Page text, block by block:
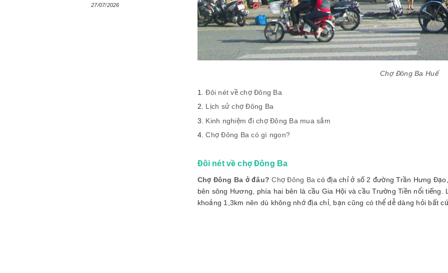
Chợ Đông Ba Huế
Đôi nét về chợ Đông Ba
Lịch sử chợ Đông Ba
Kinh nghiệm đi chợ Đông Ba mua sắm
Chợ Đông Ba có gì ngon?
Đôi nét về chợ Đông Ba
Chợ Đông Ba ở đâu? Chợ Đông Ba có địa chỉ ở số 2 đường Trần Hưng
bên sông Hương, phía hai bên là cầu Gia Hội và cầu Trường Tiền nổi
khoảng 1,3km nên dù không nhớ địa chỉ, bạn cũng có thể dễ dàng hỏi bất
27/07/2026